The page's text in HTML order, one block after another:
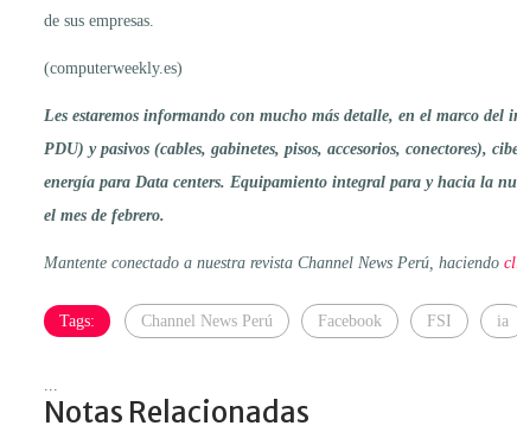
de sus empresas.
(computerweekly.es)
Les estaremos informando con mucho más detalle, en el marco del
PDU) y pasivos (cables, gabinetes, pisos, accesorios, conectores),
energía para Data centers. Equipamiento integral para y hacia la
el mes de febrero.
Mantente conectado a nuestra revista Channel News Perú, haciendo
Tags: Channel News Perú Facebook FSI ia
Notas Relacionadas